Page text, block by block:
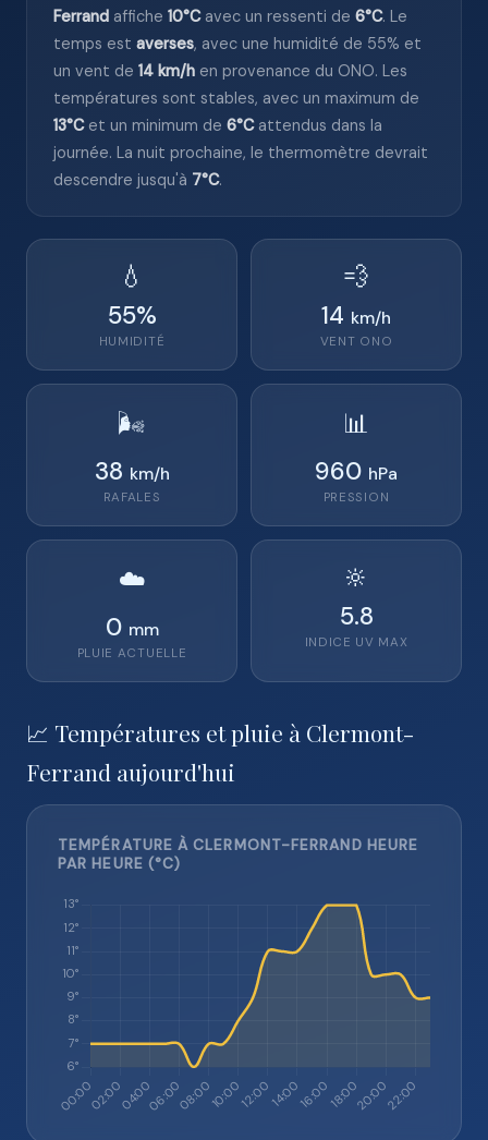
Ferrand affiche 10°Cavec un ressenti de 6°C. Le
temps est averses, avec une humidité de 55% et
un vent de 14 km/h en provenance du ONO. Les
températures sont stables, avec un maximum de
13°Cet un minimum de 6°Cattendus dans la
journée. La nuit prochaine, le thermomètre devrait
descendre jusqu'à 7°C.
💧
55%
HUMIDITÉ
💨
14 km/h
VENT ONO
🌬️
38 km/h
RAFALES
📊
960 hPa
PRESSION
☁️
0 mm
PLUIE ACTUELLE
🔆
5.8
INDICE UV MAX
📈 Températures et pluie à Clermont-
Ferrand aujourd'hui
TEMPÉRATURE À CLERMONT-FERRAND HEURE
PAR HEURE (°C)